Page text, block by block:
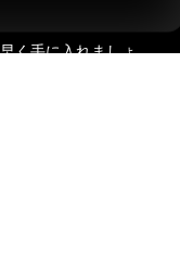
く手に入れましょ